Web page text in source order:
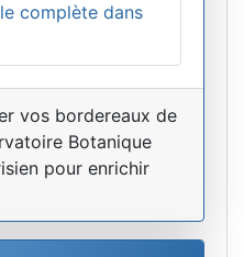
complète dans
vos bordereaux de
Botanique
pour enrichir